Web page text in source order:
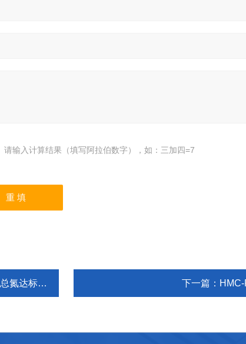
请输入计算结果（填写阿拉伯数字），如：三加四=7
达标设备 下一篇：